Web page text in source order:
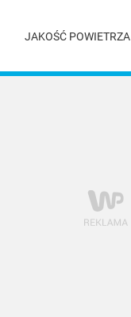
JAKOŚĆ POWIETRZA